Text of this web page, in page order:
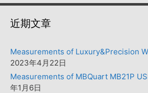
近期文章
Measurements of Luxury&Precision
2023年4月22日
Measurements of MBQuart MB21P
年1月6日